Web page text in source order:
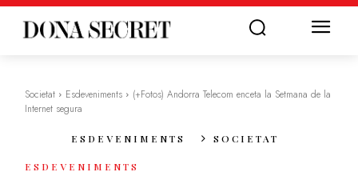
Societat Esdeveniments
(+Fotos) Andorra Telecom enceta la Setmana de la
Internet segura
ESDEVENIMENTS SOCIETAT
ESDEVENIMENTS